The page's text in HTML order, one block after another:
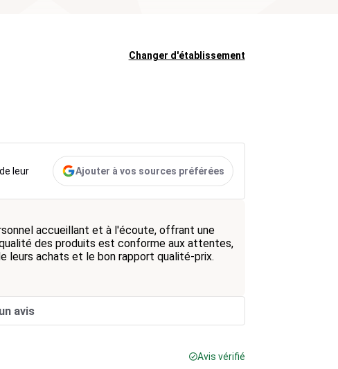
Changer d'établissement
leur
Ajouter à vos sources préférées
accueillant et à l'écoute, offrant une
des produits est conforme aux attentes,
leurs achats et le bon rapport qualité-prix.
avis
Avis vérifié